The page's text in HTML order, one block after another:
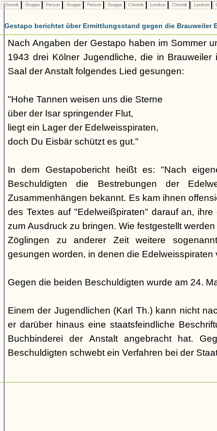
Chronik Gruppe Person Gruppe Person Gruppe Chronik Lexikon Chronik Lexikon
Gestapo berichtet über Ermittlungsstand gegen die Brauweiler
Nach Angaben der Gestapo haben im Sommer
1943 drei Kölner Jugendliche, die in Brauweiler
Saal der Anstalt folgendes Lied gesungen:
"Hohe Tannen weisen uns die Sterne
über der Isar springender Flut,
liegt ein Lager der Edelweisspiraten,
doch Du Eisbär schützt es gut."
In dem Gestapobericht heißt es: "Nach
Beschuldigten die Bestrebungen der
Zusammenhängen bekannt. Es kam ihnen
des Textes auf "Edelweißpiraten" darauf an,
zum Ausdruck zu bringen. Wie festgestellt
Zöglingen zu anderer Zeit weitere
gesungen worden, in denen die Edelweisspiraten
Gegen die beiden Beschuldigten wurde am 24.
Einem der Jugendlichen (Karl Th.) kann nicht
er darüber hinaus eine staatsfeindliche
Buchbinderei der Anstalt angebracht hat.
Beschuldigten schwebt ein Verfahren bei der